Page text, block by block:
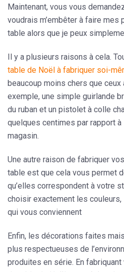
Maintenant, vous vous
voudrais m’embêter à faire mes
table alors que je peux
Il y a plusieurs raisons à cela.
table de Noël à fabriquer soi-
beaucoup moins chers que ceux
exemple, une simple guirlande
du ruban et un pistolet à colle
quelques centimes par rapport
magasin.
Une autre raison de fabriquer
table est que cela vous permet
qu’elles correspondent à votre
choisir exactement les
qui vous conviennent
Enfin, les décorations faites
plus respectueuses de
produites en série. En